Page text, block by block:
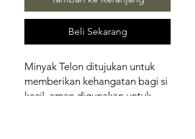
Beli Sekarang
Minyak Telon ditujukan untuk
memberikan kehangatan bagi si
kecil, aman digunakan untuk